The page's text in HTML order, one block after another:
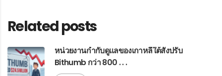
Related posts
หน่วยงานกำกับดูแลของเกาหลีใต้สั่งปรับ
Bithumb กว่า 800 . . .